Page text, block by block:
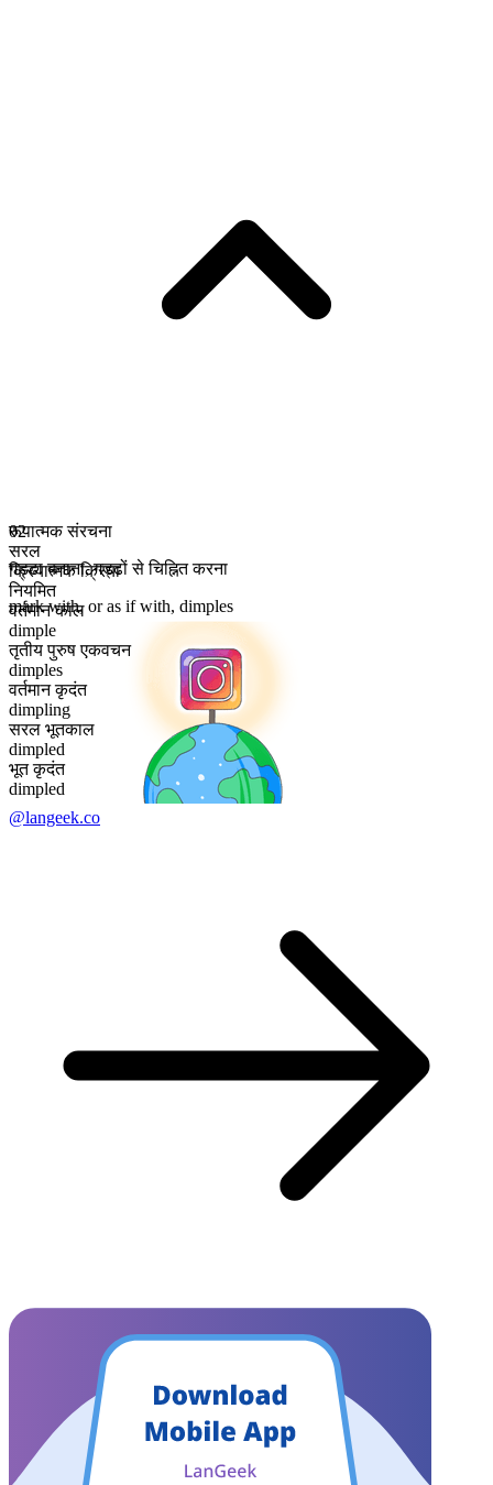
रूपात्मक संरचना
सरल
क्रियात्मक क्रिया
नियमित
वर्तमान काल
dimple
तृतीय पुरुष एकवचन
dimples
वर्तमान कृदंत
dimpling
सरल भूतकाल
dimpled
भूत कृदंत
dimpled
02
गड्ढा बनाना,गड्ढों से चिह्नित करना
mark with, or as if with, dimples
@langeek.co